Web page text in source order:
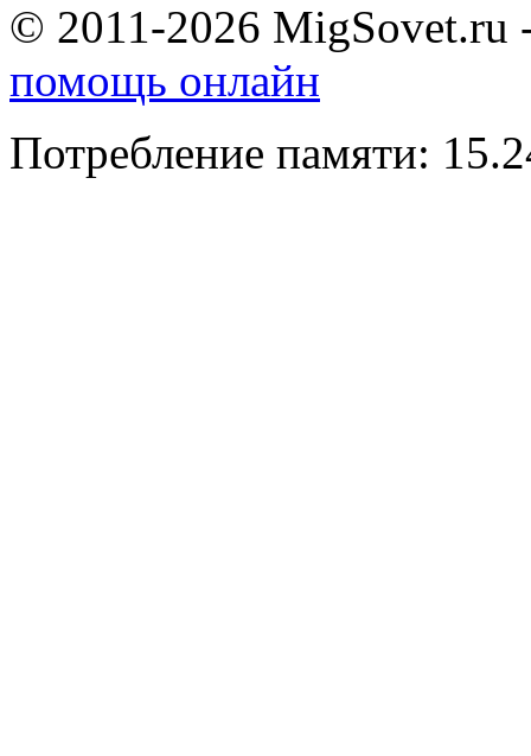
© 2011-2026 MigSovet.ru
помощь онлайн
Потребление памяти: